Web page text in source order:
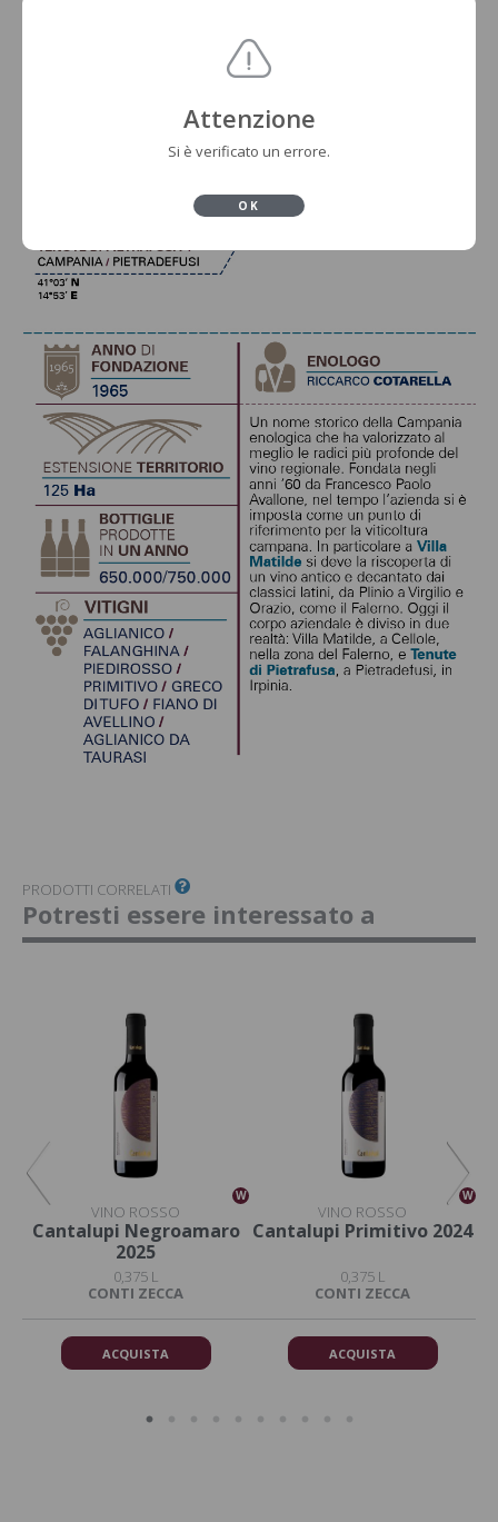
PRODOTTI CORRELATI
Potresti essere interessato a
W
VINO ROSSO
Cantalupi Negroamaro
2025
0,375 L
CONTI ZECCA
ACQUISTA
W
VINO ROSSO
Cantalupi Primitivo 2024
0,375 L
CONTI ZECCA
ACQUISTA
Attenzione
Si è verificato un errore.
OK